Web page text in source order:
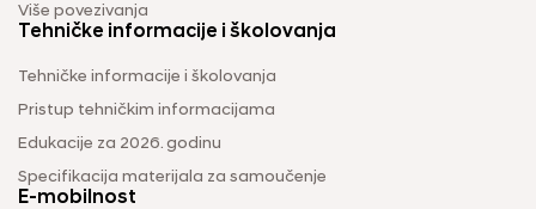
Više povezivanja
Tehničke informacije i školovanja
Tehničke informacije i školovanja
Pristup tehničkim informacijama
Edukacije za 2026. godinu
Specifikacija materijala za samoučenje
E-mobilnost